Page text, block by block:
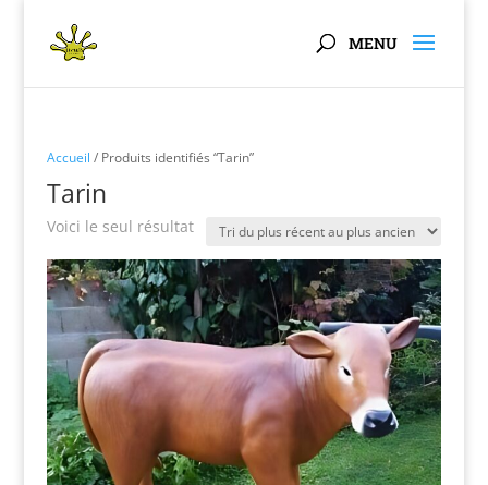
Accueil / Produits identifiés “Tarin”
Tarin
Voici le seul résultat